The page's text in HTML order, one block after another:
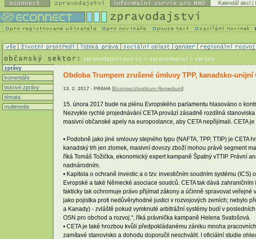
Kalendář akcí |
zpravodajstvi.ecn.cz > zpravodajství > zprávy
zprávy
komentáře
tiskové zprávy
témata
multimedia
Obdoba Trumpem zrušené úmluvy TPP, kanadsko-
13. 2. 2017 - PRAHA [Econnect/Iuridicum Remedium]
15. února 2017 bude na plénu Evropského parlamentu hlasováno o
Nezvykle rychlé projednávání CETA provází zásadně rozdílná
masivní občanské apely na europoslance, aby CETA nepřijímali. CETA
• Podobně jako jiné smlouvy stejného typu (NAFTA, TPP, TTIP) je
kanadský trh jen zlomek, masivní dovozy zboží mohou právě segment
říká Tomáš Tožička, ekonomický expert kampaně Špatný vTTIP. Právní
nadnárodním.
• Kapitola o ochraně investic a o tzv. investičním soudním systému
Evropské a také Německé asociace soudců. CETA tak dává
fakticky tak ochromuje právo přijímat zákony a účinně spravovat
jako pojistka proti nedůvěryhodné justici v rozvojových zemích; nebylo
a Kanady) - zvláště pokud vymknuté arbitrážní systémy budí v
OSN pro obchod a rozvoj.“, říká právnička kampaně Helena Svatošová.
• CETA je také hrozbou kvůli předpokládanému zániku mnoha
zamítavé stanovisko a dohodu doporučil neschválit. I oficiální studie